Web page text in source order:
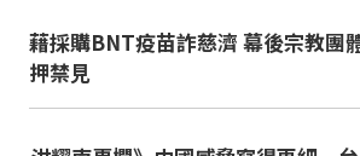
藉採購BNT疫苗詐慈濟 幕後宗教團
押禁見